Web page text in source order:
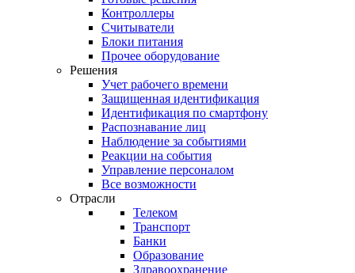
Контроллеры
Считыватели
Блоки питания
Прочее оборудование
Решения
Учет рабочего времени
Защищенная идентификация
Идентификация по смартфону
Распознавание лиц
Наблюдение за событиями
Реакции на события
Управление персоналом
Все возможности
Отрасли
Телеком
Транспорт
Банки
Образование
Здравоохранение